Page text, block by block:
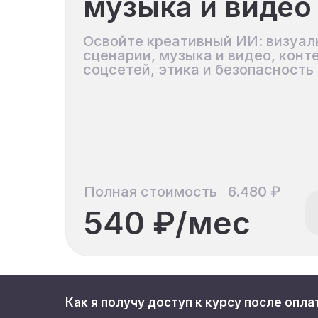
Модуль
2
Освойте креативный ИИ:
сценарии, музыка и видео,
соцсетей, этика и безопасность
540 ₽/мес
Полная стоимость 6.480 ₽
Как я получу доступ к курсу после